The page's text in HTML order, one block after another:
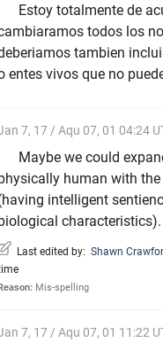
Estoy totalmente de
todos los
tambien
entes vivos que no
7, 17 / Aqu 07, 01 04:24
Maybe we could
human with
intelligent
biological characteristics).
Last edited by: Shawn
Mis-spelling
7, 17 / Aqu 07, 01 11:22